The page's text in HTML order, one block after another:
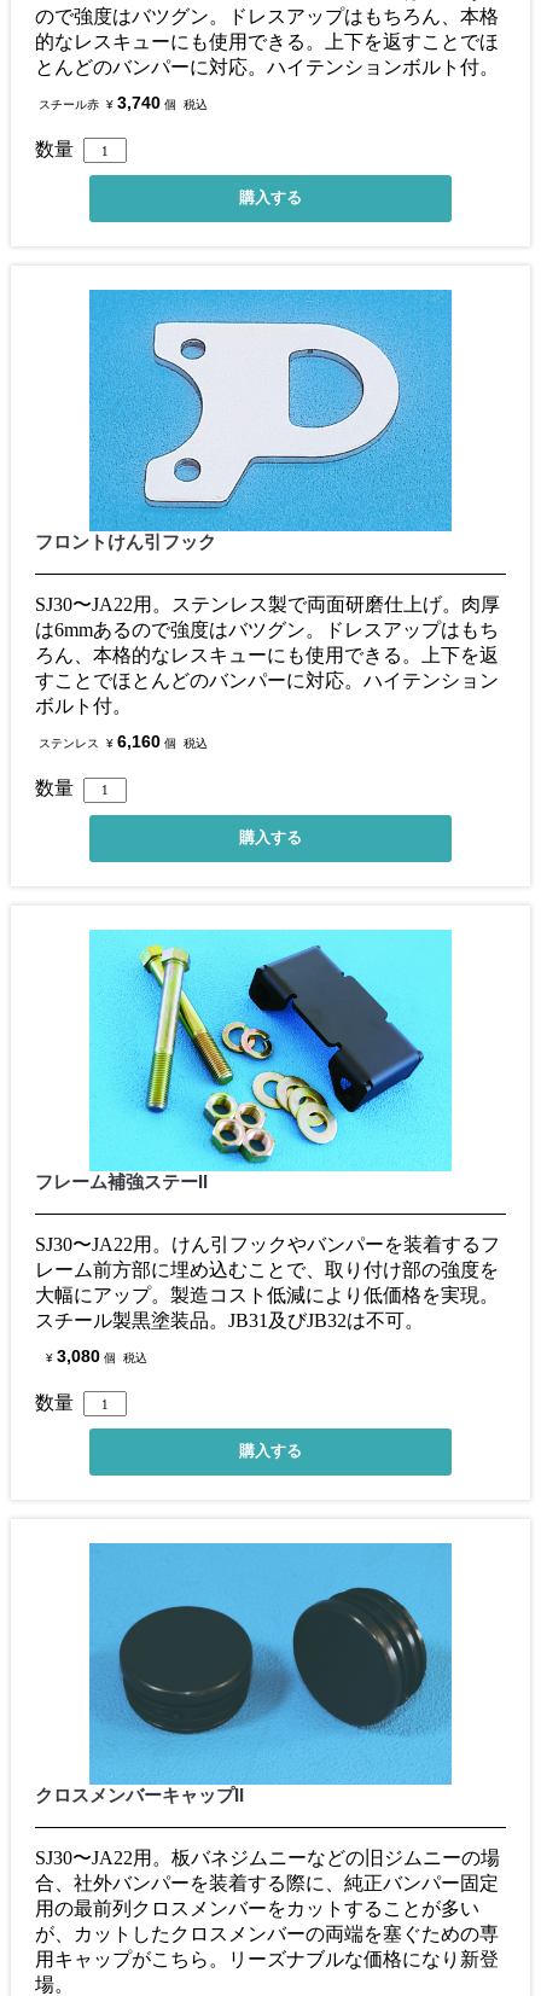
ので強度はバツグン。ドレスアップはもちろん、本格
的なレスキューにも使用できる。上下を返すことでほ
とんどのバンパーに対応。ハイテンションボルト付。
スチール赤 ¥ 3,740 個 税込
数量
フロントけん引フック
SJ30〜JA22用。ステンレス製で両面研磨仕上げ。肉厚
は6mmあるので強度はバツグン。ドレスアップはもち
ろん、本格的なレスキューにも使用できる。上下を返
すことでほとんどのバンパーに対応。ハイテンション
ボルト付。
ステンレス ¥ 6,160 個 税込
数量
フレーム補強ステーII
SJ30〜JA22用。けん引フックやバンパーを装着するフ
レーム前方部に埋め込むことで、取り付け部の強度を
大幅にアップ。製造コスト低減により低価格を実現。
スチール製黒塗装品。JB31及びJB32は不可。
¥ 3,080 個 税込
数量
クロスメンバーキャップII
SJ30〜JA22用。板バネジムニーなどの旧ジムニーの場
合、社外バンパーを装着する際に、純正バンパー固定
用の最前列クロスメンバーをカットすることが多い
が、カットしたクロスメンバーの両端を塞ぐための専
用キャップがこちら。リーズナブルな価格になり新登
場。